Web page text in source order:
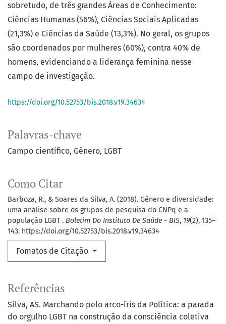
Palavras-chave
Campo científico Gênero LGBT
Como Citar
Barboza, R., & Soares da Silva, A. (2018). Gênero e diversidade:
uma análise sobre os grupos de pesquisa do CNPq e a
população LGBT . Boletim Do Instituto De Saúde - BIS, 19(2), 135–
143. https://doi.org/10.52753/bis.2018.v19.34634
Fomatos de Citação
sobretudo, de três grandes Áreas de Conhecimento:
Ciências Humanas (56%), Ciências Sociais Aplicadas
(21,3%) e Ciências da Saúde (13,3%). No geral, os grupos
são coordenados por mulheres (60%), contra 40% de
homens, evidenciando a liderança feminina nesse
campo de investigação.
https://doi.org/10.52753/bis.2018.v19.34634
Referências
Silva, AS. Marchando pelo arco-íris da Política: a parada
do orgulho LGBT na construção da consciência coletiva